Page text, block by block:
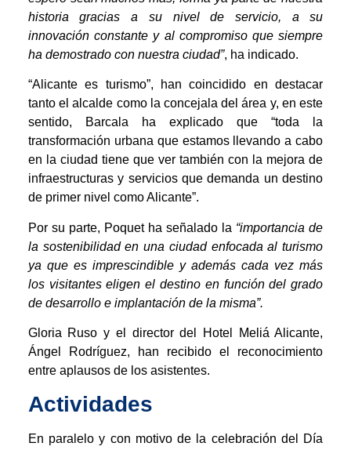
historia gracias a su nivel de servicio, a su
innovación constante y al compromiso que siempre
ha demostrado con nuestra ciudad”, ha indicado.
“Alicante es turismo”, han coincidido en destacar
tanto el alcalde como la concejala del área y, en este
sentido, Barcala ha explicado que “toda la
transformación urbana que estamos llevando a cabo
en la ciudad tiene que ver también con la mejora de
infraestructuras y servicios que demanda un destino
de primer nivel como Alicante”.
Por su parte, Poquet ha señalado la “importancia de
la sostenibilidad en una ciudad enfocada al turismo
ya que es imprescindible y además cada vez más
los visitantes eligen el destino en función del grado
de desarrollo e implantación de la misma”.
Gloria Ruso y el director del Hotel Meliá Alicante,
Ángel Rodríguez, han recibido el reconocimiento
entre aplausos de los asistentes.
Actividades
En paralelo y con motivo de la celebración del Día